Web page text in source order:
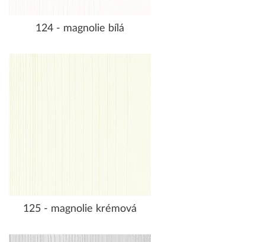
124 - magnolie bílá
125 - magnolie krémová